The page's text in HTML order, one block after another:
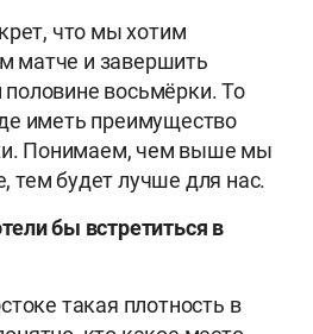
что мы хотим
матче и завершить
восьмёрки. То
иметь преимущество
Понимаем, чем выше мы
тем будет лучше для нас.
бы встретиться в
такая плотность в